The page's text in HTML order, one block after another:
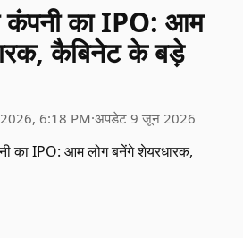
कंपनी का IPO: आम
कैबिनेट के बड़े
6:18 PM·अपडेट 9 जून 2026